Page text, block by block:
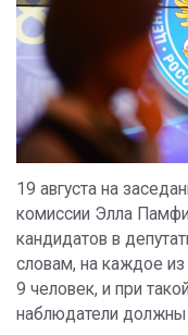
19 августа на
комиссии Элла
кандидатов в
словам, на каждое
9 человек, и при
наблюдатели должны